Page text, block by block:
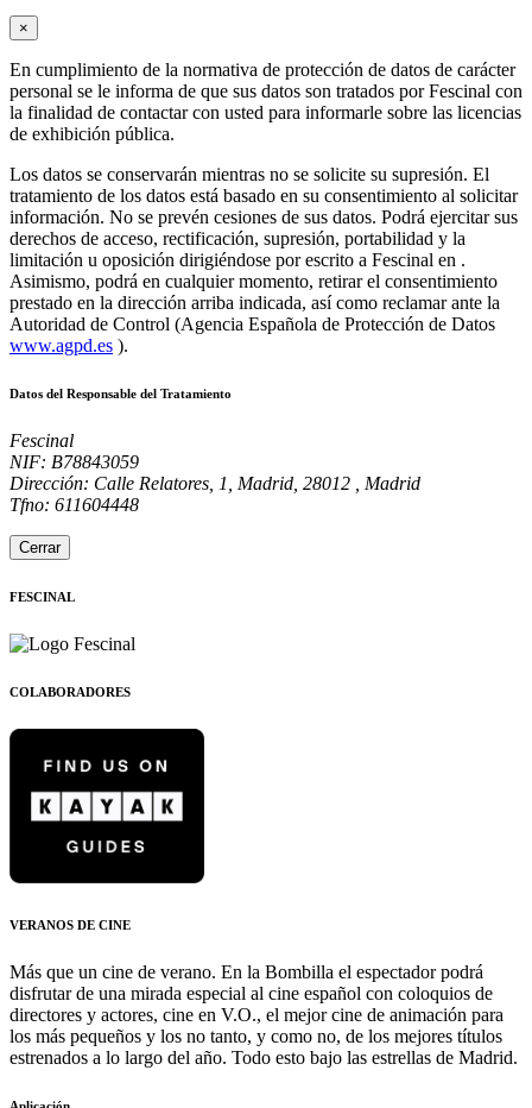
×
En cumplimiento de la normativa de protección de datos de carácter
personal se le informa de que sus datos son tratados por Fescinal con
la finalidad de contactar con usted para informarle sobre las licencias
de exhibición pública.
Los datos se conservarán mientras no se solicite su supresión. El
tratamiento de los datos está basado en su consentimiento al solicitar
información. No se prevén cesiones de sus datos. Podrá ejercitar sus
derechos de acceso, rectificación, supresión, portabilidad y la
limitación u oposición dirigiéndose por escrito a Fescinal en .
Asimismo, podrá en cualquier momento, retirar el consentimiento
prestado en la dirección arriba indicada, así como reclamar ante la
Autoridad de Control (Agencia Española de Protección de Datos
www.agpd.es ).
Datos del Responsable del Tratamiento
Fescinal
NIF: B78843059
Dirección: Calle Relatores, 1, Madrid, 28012 , Madrid
Tfno: 611604448
Cerrar
FESCINAL
COLABORADORES
VERANOS DE CINE
Más que un cine de verano. En la Bombilla el espectador podrá
disfrutar de una mirada especial al cine español con coloquios de
directores y actores, cine en V.O., el mejor cine de animación para
los más pequeños y los no tanto, y como no, de los mejores títulos
estrenados a lo largo del año. Todo esto bajo las estrellas de Madrid.